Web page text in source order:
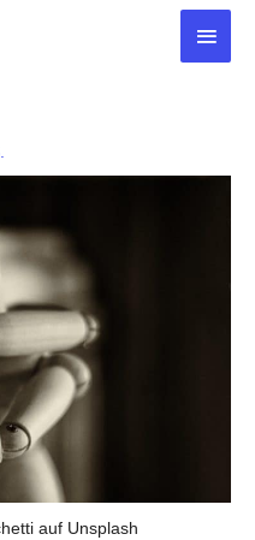
auf Unsplash